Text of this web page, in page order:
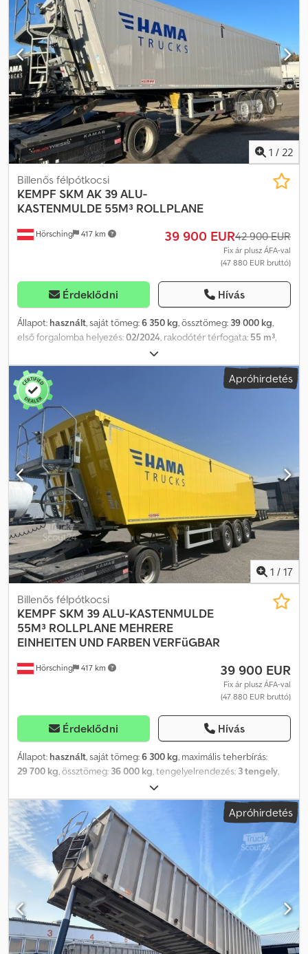
Kombinált ajtó | Napi forgalomba helyezés | A tévedés, gépelési
hiba és az előzetes értékesítés jogát fenntartjuk. Dodpfx Aezrgyrja
Djck
1 / 22
Hörsching 417 km
Billenős félpótkocsi
KEMPF SKM AK 39 ALU-
KASTENMULDE 55M³ ROLLPLANE
39 900 EUR42 900 EUR
Fix ár plusz ÁFA-val
(47 880 EUR bruttó)
Érdeklődni Hívás
Állapot: használt, saját tömeg:6 350 kg, össztömeg: 39 000 kg,
első forgalomba helyezés:02/2024, rakodótér térfogata: 55 m³,
, Felszereltség:
billenőfelépítmény 55 m³ | Rolós ponyva, fellépő | Jost tengelyek
tárcsafékekkel | 1. tengely emelhető | Alumínium felépítmény |
Lehajtható támaszok | 1x szerszámosláda | Kombinált hátfal |
Tévedés, elírás és előzetes értékesítés joga fenntartva.
Dodpfxoxtp Eao Aa Deck
Apróhirdetés
1 / 17
Hörsching 417 km
Billenős félpótkocsi
KEMPF SKM 39 ALU-KASTENMULDE
55M³ ROLLPLANE MEHRERE
EINHEITEN UND FARBEN VERFüGBAR
39 900 EUR
Fix ár plusz ÁFA-val
(47 880 EUR bruttó)
Érdeklődni Hívás
Állapot: használt, saját tömeg:6 300 kg, maximális teherbírás:
29 700 kg, össztömeg: 36 000 kg, tengelyelrendezés: 3 tengely,
06/2024
rakodótér térfogata:55 m³, felfüggesztés:levegő, abroncs méret:
385/65 R22,5 , Felszereltség:
, | KEMPF nagy térfogatú
billenőfelépítmény 55 m³ | Feltekerhető ponyva, fellépőállvány |
Jost tengelyek tárcsafékkel | 1. tengely emelhető | Alumínium
billenőfelépítmény | Leejtős támasztólábak | 1x szerszámosláda |
Kombinált ajtó | Napi forgalomba helyezés | A tévedés, gépelési
hiba és az előzetes értékesítés jogát fenntartjuk. Dcjdszrgylopfx
Aa Dsk
Apróhirdetés